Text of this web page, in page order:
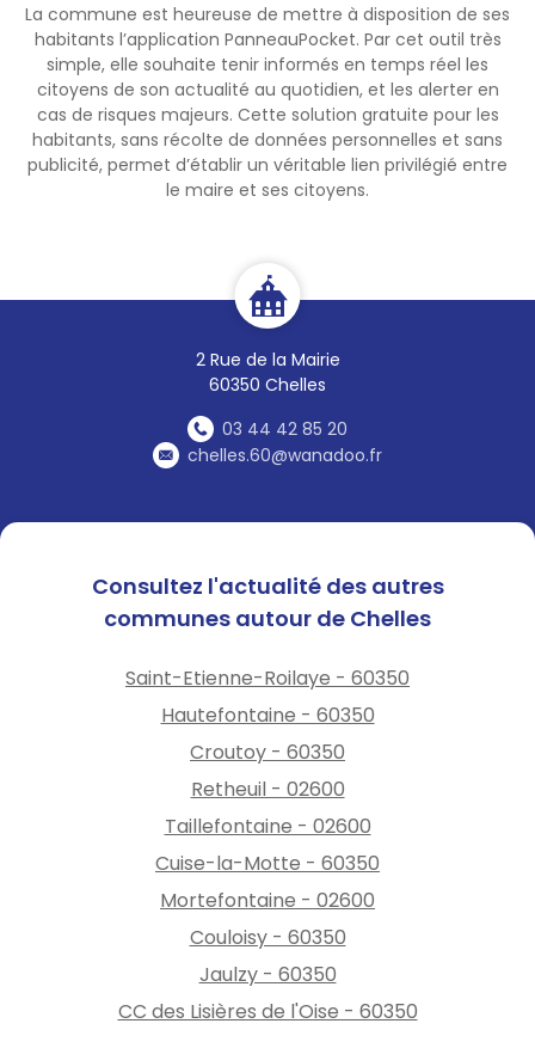
La commune est heureuse de mettre à disposition de ses
habitants l’application PanneauPocket. Par cet outil très
simple, elle souhaite tenir informés en temps réel les
citoyens de son actualité au quotidien, et les alerter en
cas de risques majeurs. Cette solution gratuite pour les
habitants, sans récolte de données personnelles et sans
publicité, permet d’établir un véritable lien privilégié entre
le maire et ses citoyens.
2 Rue de la Mairie
60350 Chelles
03 44 42 85 20
chelles.60@wanadoo.fr
Consultez l'actualité des autres
communes autour de Chelles
Saint-Etienne-Roilaye - 60350
Hautefontaine - 60350
Croutoy - 60350
Retheuil - 02600
Taillefontaine - 02600
Cuise-la-Motte - 60350
Mortefontaine - 02600
Couloisy - 60350
Jaulzy - 60350
CC des Lisières de l'Oise - 60350